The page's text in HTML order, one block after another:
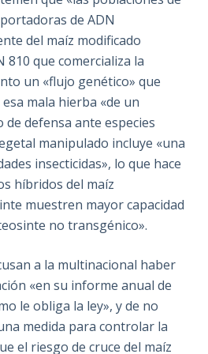
de ADN
del maíz modificado
810 que comercializa la
un «flujo genético» que
mala hierba «de un
defensa ante especies
manipulado incluye «una
insecticidas», lo que hace
híbridos del maíz
muestren mayor capacidad
no transgénico».
a la multinacional haber
«en su informe anual de
le obliga la ley», y de no
medida para controlar la
el riesgo de cruce del maíz